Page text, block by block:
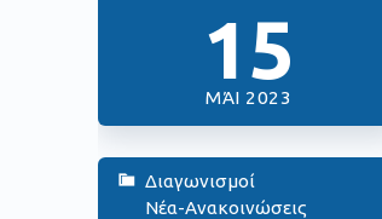
15
ΜΆΙ 2023
Διαγωνισμοί
Νέα-Ανακοινώσεις